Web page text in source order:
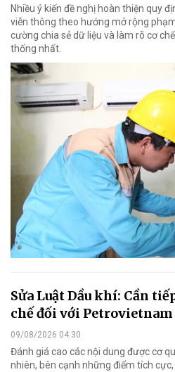
Nhiều ý kiến đề nghị hoàn thiện quy
viễn thông theo hướng mở rộng
cường chia sẻ dữ liệu và làm rõ cơ
thống nhất.
Sửa Luật Dầu khí: Cần
chế đối với Petrovietnam
09/08/2026 04:30
Đánh giá cao các nội dung được cơ
nhiên, bên cạnh những điểm tích